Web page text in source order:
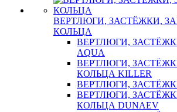
ВЕРТЛЮГИ, ЗАСТЁЖКИ,
КОЛЬЦА
ВЕРТЛЮГИ,
AQUA
ВЕРТЛЮГИ,
КОЛЬЦА KILLER
ВЕРТЛЮГИ,
ВЕРТЛЮГИ,
КОЛЬЦА DUNAEV